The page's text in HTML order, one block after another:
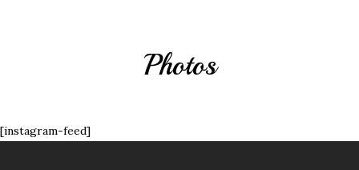
Photos
[instagram-feed]